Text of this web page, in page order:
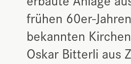
frühen 60er-
bekannten
Oskar Bitterli aus